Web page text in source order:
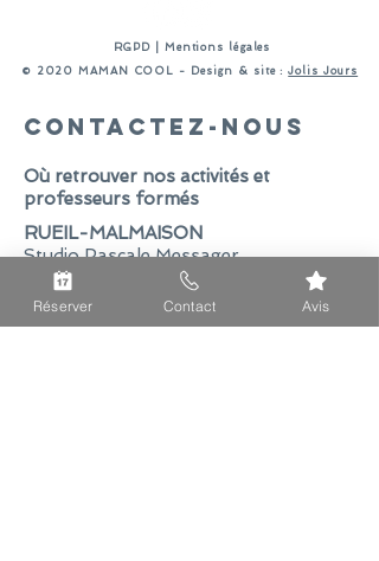
RGPD
Mentions légales
​© 2020 MAMAN COOL - Design & site :Jolis Jours
Contactez-nous
Où retrouver nos activités et
professeurs formés
RUEIL-MALMAISON
Studio Pascale Messager
4 bis boulevard Foch
92500 Rueil-Malmaison
Tel :06 81 87 62 07
Réserver Contact Avis